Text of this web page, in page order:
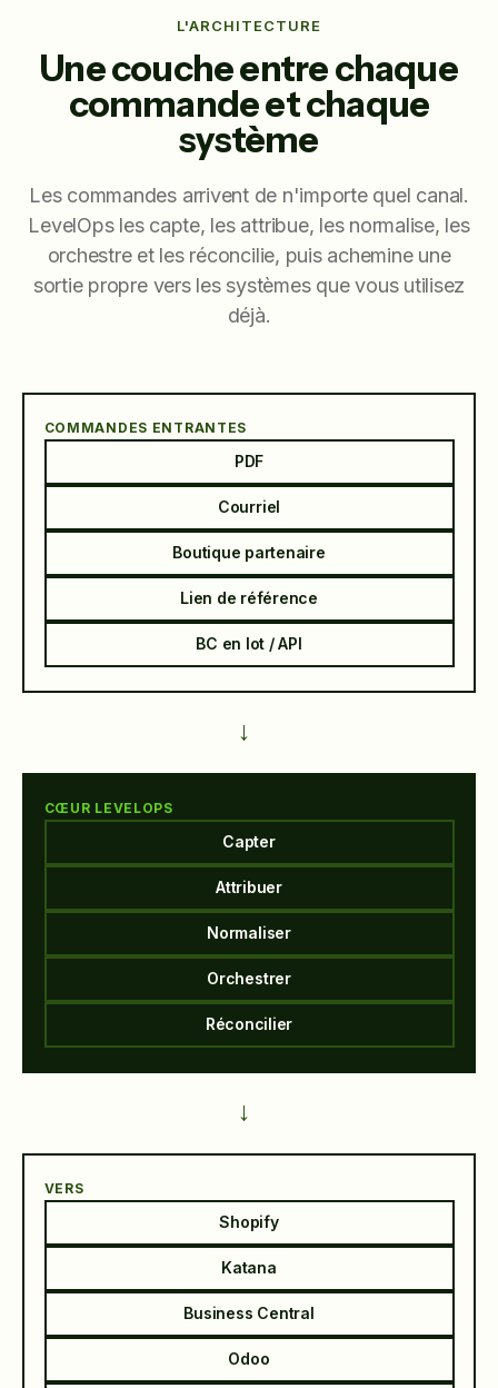
L'ARCHITECTURE
Une couche entre chaque
commande et chaque
système
Les commandes arrivent de n'importe quel canal.
LevelOps les capte, les attribue, les normalise, les
orchestre et les réconcilie, puis achemine une
sortie propre vers les systèmes que vous utilisez
déjà.
COMMANDES ENTRANTES
PDF
Courriel
Boutique partenaire
Lien de référence
BC en lot / API
→
CŒUR LEVELOPS
Capter
Attribuer
Normaliser
Orchestrer
Réconcilier
→
VERS
Shopify
Katana
Business Central
Odoo